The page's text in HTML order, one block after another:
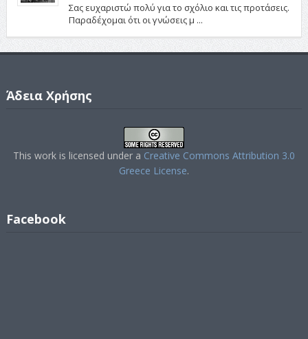
Σας ευχαριστώ πολύ για το σχόλιο και τις προτάσεις.
Παραδέχομαι ότι οι γνώσεις μ ...
Άδεια Χρήσης
This work is licensed under a Creative Commons Attribution 3.0
Greece License.
Facebook